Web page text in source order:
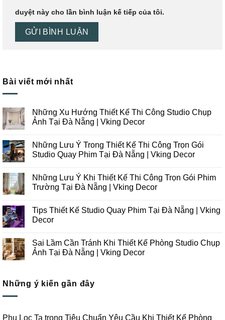
duyệt này cho lần bình luận kế tiếp của tôi.
Bài viết mới nhất
Những Xu Hướng Thiết Kế Thi Công Studio Chụp
Ảnh Tại Đà Nẵng | Vking Decor
bình
luận
ở
Hướng
Thiết
Kế
Studio
Chụp
Ảnh
Nẵng
Vking
Những Lưu Ý Trong Thiết Kế Thi Công Trọn Gói
Studio Quay Phim Tại Đà Nẵng | Vking Decor
bình
luận
ở
Trong
Thiết
Công
Trọn
Gói
Tại
Đà
Decor
Những Lưu Ý Khi Thiết Kế Thi Công Trọn Gói Phim
Trường Tại Đà Nẵng | Vking Decor
bình
luận
ở
Ý
Khi
Thiết
Trọn
Gói
Đà
Tips Thiết Kế Studio Quay Phim Tại Đà Nẵng | Vking
Decor
bình
luận
ở
Studio
Quay
Nẵng
Sai Lầm Cần Tránh Khi Thiết Kế Phòng Studio Chụp
Ảnh Tại Đà Nẵng | Vking Decor
luận
ở
Tránh
Những ý kiến gần đây
Phu Loc Ta trong Tiêu Chuẩn Yêu Cầu Khi Thiết Kế Phòng